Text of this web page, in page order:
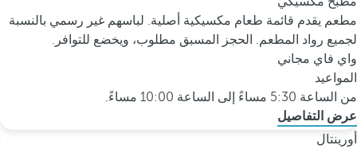
مطعم يقدم قائمة طعام مكسيكية أصلية. لباسهم غير رسمي بالنسبة
لجميع رواد المطعم. الحجز المسبق مطلوب، ويخضع للتوافر.
واي فاي مجاني
المواعيد
من الساعة 5:30 مساءً إلى الساعة 10:00 مساءً.
عرض التفاصيل
أورينتال